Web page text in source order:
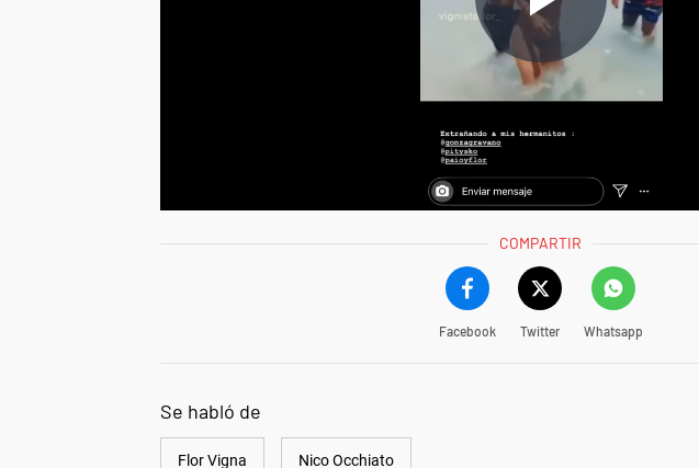
COMPARTIR
Facebook Twitter Whatsapp
Se habló de
Flor Vigna Nico Occhiato